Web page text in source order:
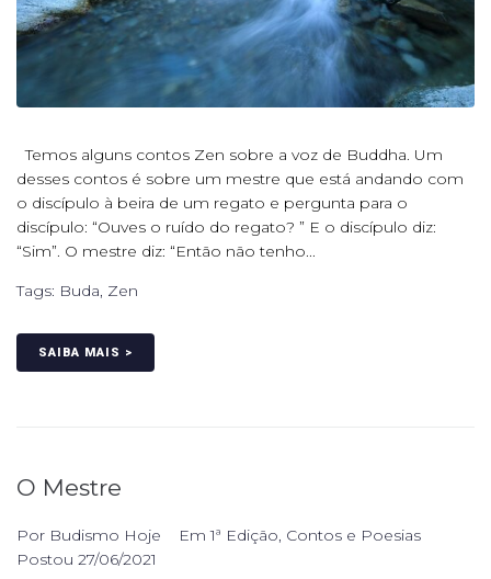
Temos alguns contos Zen sobre a voz de Buddha. Um
desses contos é sobre um mestre que está andando com
o discípulo à beira de um regato e pergunta para o
discípulo: “Ouves o ruído do regato? ” E o discípulo diz:
“Sim”. O mestre diz: “Então não tenho...
Tags: Buda, Zen
SAIBA MAIS >
O Mestre
Por Budismo Hoje Em1ª Edição, Contos e Poesias
Postou 27/06/2021